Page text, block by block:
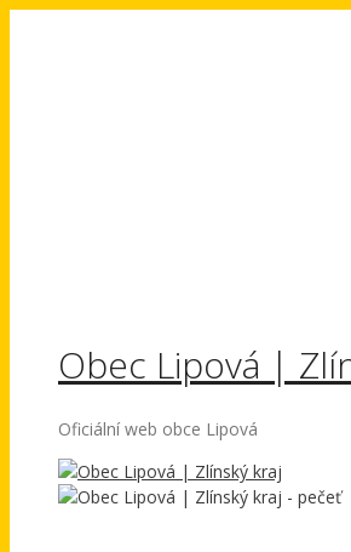
Obec Lipová |
Oficiální web obce Lipová